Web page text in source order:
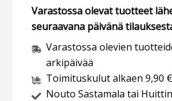
Varastossa olevat tuotteet
seuraavana päivänä
Varastossa olevien
arkipäivää
Toimituskulut alkaen 9,90 €
Nouto Sastamala tai